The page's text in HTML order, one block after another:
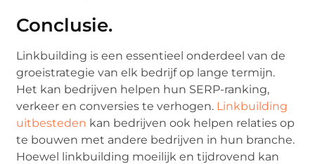
Conclusie.
Linkbuilding is een essentieel onderdeel van de
groeistrategie van elk bedrijf op lange termijn.
Het kan bedrijven helpen hun SERP-ranking,
verkeer en conversies te verhogen. Linkbuilding
uitbesteden kan bedrijven ook helpen relaties op
te bouwen met andere bedrijven in hun branche.
Hoewel linkbuilding moeilijk en tijdrovend kan